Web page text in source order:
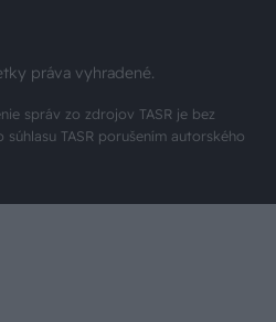
práva vyhradené.
správ zo zdrojov TASR je bez
TASR porušením autorského